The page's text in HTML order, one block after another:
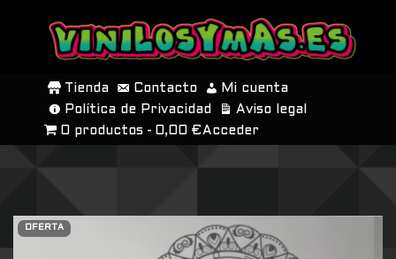
SALTAR
CONTENIDO
Tienda Contacto
Mi cuenta
Política de Privacidad
Aviso legal
0 productos
0,00 € Acceder
OFERTA